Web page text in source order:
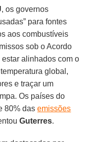
, os governos
para fontes
aos combustíveis
sob o Acordo
alinhados com o
global,
e traçar um
Os países do
80% dasemissões
Guterres.